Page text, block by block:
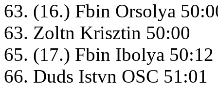
63. (16.) Fbin Orsolya
63. Zoltn Krisztin 50:00
65. (17.) Fbin Ibolya 50:12
66. Duds Istvn OSC 51:01